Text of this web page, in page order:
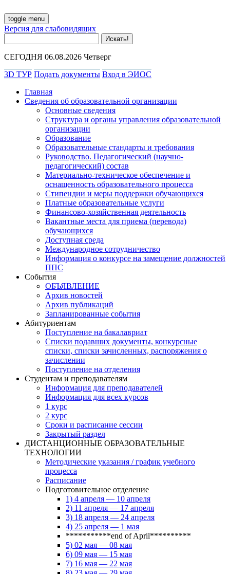
toggle menu
Версия для слабовидящих
СЕГОДНЯ 06.08.2026 Четверг
3D ТУР Подать документы Вход в ЭИОС
Главная
Сведения об образовательной организации
Основные сведения
Структура и органы управления образовательной
организации
Образование
Образовательные стандарты и требования
Руководство. Педагогический (научно-
педагогический) состав
Материально-техническое обеспечение и
оснащенность образовательного процесса
Стипендии и меры поддержки обучающихся
Платные образовательные услуги
Финансово-хозяйственная деятельность
Вакантные места для приема (перевода)
обучающихся
Доступная среда
Международное сотрудничество
Информация о конкурсе на замещение должностей
ППС
События
ОБЪЯВЛЕНИЕ
Архив новостей
Архив публикаций
Запланированные события
Абитуриентам
Поступление на бакалавриат
Списки подавших документы, конкурсные
списки, списки зачисленных, распоряжения о
зачислении
Поступление на отделения
Студентам и преподавателям
Информация для преподавателей
Информация для всех курсов
1 курс
2 курс
Сроки и расписание сессии
Закрытый раздел
ДИСТАНЦИОННЫЕ ОБРАЗОВАТЕЛЬНЫЕ
ТЕХНОЛОГИИ
Методические указания / график учебного
процесса
Расписание
Подготовительное отделение
1) 4 апреля — 10 апреля
2) 11 апреля — 17 апреля
3) 18 апреля — 24 апреля
4) 25 апреля — 1 мая
***********end of April**********
5) 02 мая — 08 мая
6) 09 мая — 15 мая
7) 16 мая — 22 мая